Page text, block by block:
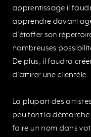
apprentissage il
apprendre
d’étoffer son
nombreuses
De plus, il faudra
d’attirer une clientèle.
La plupart des
peu font la démarche
faire un nom dans